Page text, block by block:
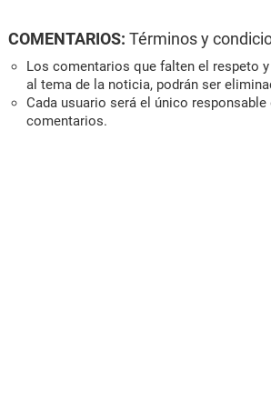
COMENTARIOS: Términos y
Los comentarios que falten el respeto
al tema de la noticia, podrán ser
Cada usuario será el único responsable
comentarios.